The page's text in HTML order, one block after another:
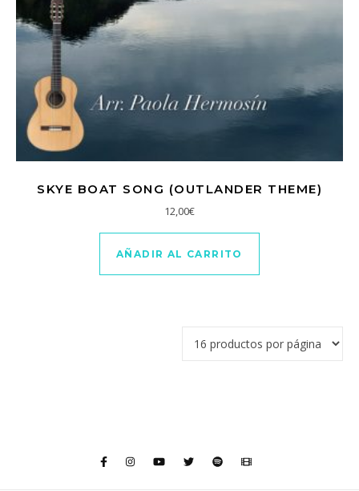
SKYE BOAT SONG (OUTLANDER THEME)
12,00€
AÑADIR AL CARRITO